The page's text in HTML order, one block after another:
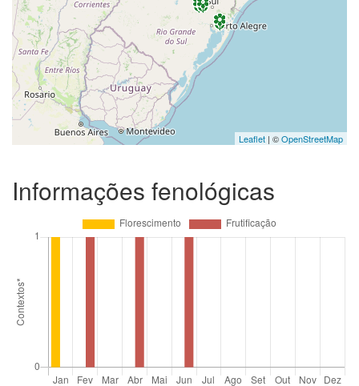
Leaflet | ©OpenStreetMap
Informações fenológicas